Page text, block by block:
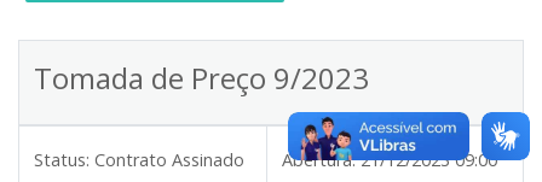
Tomada de Preço 9/2023
Status: Contrato Assinado Abertura: 21/12/2023 09:00